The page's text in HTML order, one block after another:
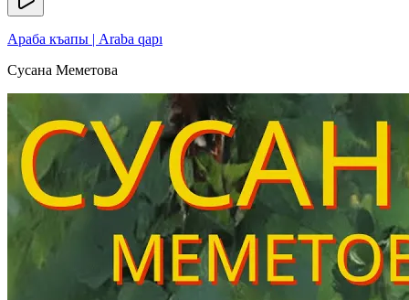
Араба къапы | Araba qapı
Сусана Меметова